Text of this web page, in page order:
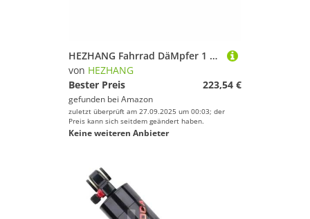
HEZHANG Fahrrad DäMpfer 1 stücke Mountainbike Fahrrad Downhill Rückschlag 190mm 200m 220mm 240mm 550 lbs(200mm-550LBS)
von HEZHANG
Bester Preis
223,54 €
gefunden bei Amazon
zuletzt überprüft am 27.09.2025 um 00:03; der
Preis kann sich seitdem geändert haben.
Keine weiteren Anbieter